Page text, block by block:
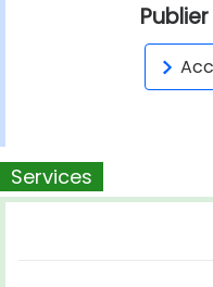
Services